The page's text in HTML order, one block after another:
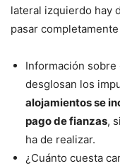
lateral izquierdo hay
pasar
Información
desglosan los
alojamientos se
pago de fianzas,
ha de realizar.
¿Cuánto cuesta